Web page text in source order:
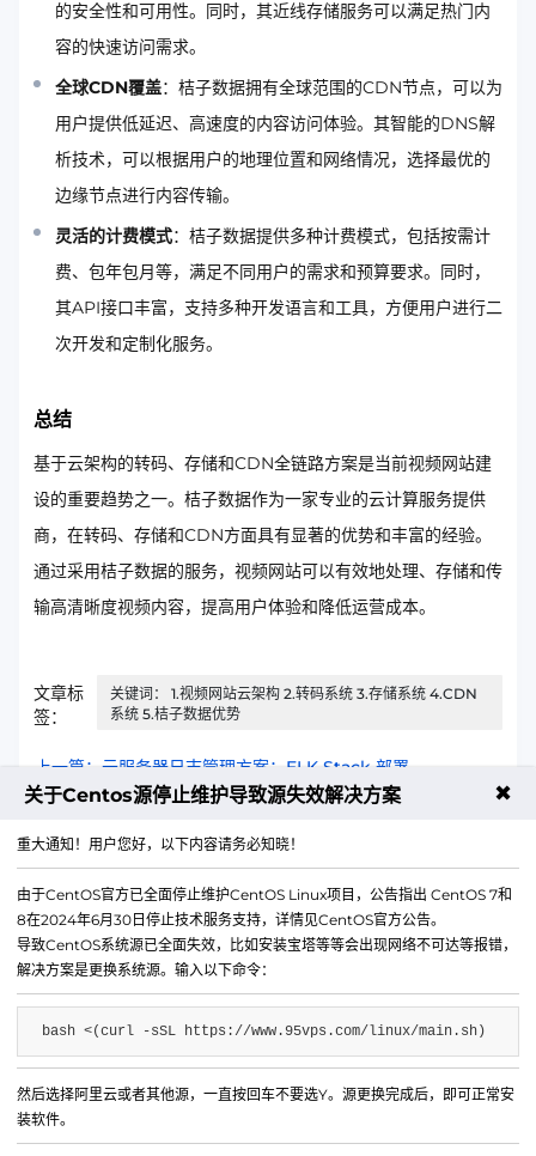
的安全性和可用性。同时，其近线存储服务可以满足热门内
容的快速访问需求。
全球CDN覆盖：桔子数据拥有全球范围的CDN节点，可以为
用户提供低延迟、高速度的内容访问体验。其智能的DNS解
析技术，可以根据用户的地理位置和网络情况，选择最优的
边缘节点进行内容传输。
灵活的计费模式：桔子数据提供多种计费模式，包括按需计
费、包年包月等，满足不同用户的需求和预算要求。同时，
其API接口丰富，支持多种开发语言和工具，方便用户进行二
次开发和定制化服务。
总结
基于云架构的转码、存储和CDN全链路方案是当前视频网站建
设的重要趋势之一。桔子数据作为一家专业的云计算服务提供
商，在转码、存储和CDN方面具有显著的优势和丰富的经验。
通过采用桔子数据的服务，视频网站可以有效地处理、存储和传
输高清晰度视频内容，提高用户体验和降低运营成本。
文章标
签：
关键词： 1.视频网站云架构 2.转码系统 3.存储系统 4.CDN
系统 5.桔子数据优势
上一篇：云服务器日志管理方案：ELK Stack 部署
微信公众号
关于Centos源停止维护导致源失效解决方案 ✖
重大通知！用户您好，以下内容请务必知晓！
由于CentOS官方已全面停止维护CentOS Linux项目，公告指出 CentOS 7和
8在2024年6月30日停止技术服务支持，详情见CentOS官方公告。
导致CentOS系统源已全面失效，比如安装宝塔等等会出现网络不可达等报错，
解决方案是更换系统源。输入以下命令：
bash <(curl -sSL https://www.95vps.com/linux/main.sh)
然后选择阿里云或者其他源，一直按回车不要选Y。源更换完成后，即可正常安
装软件。